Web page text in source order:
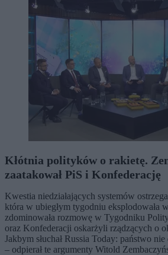
Kłótnia polityków o rakietę.
zaatakował PiS i Konfederację
Kwestia niedziałających systemów
która w ubiegłym tygodniu eksplodowała
zdominowała rozmowę w Tygodniku
oraz Konfederacji oskarżyli rządzących o
Jakbym słuchał Russia Today: państwo
– odpierał te argumenty Witold